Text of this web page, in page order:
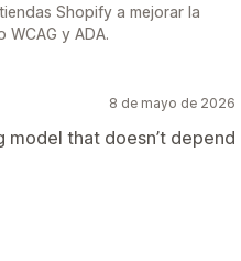
Shopify a mejorar la
y ADA.
8 de mayo de 2026
model that doesn’t depend